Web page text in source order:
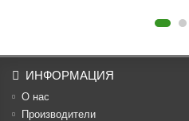
ИНФОРМАЦИЯ
О нас
Производители